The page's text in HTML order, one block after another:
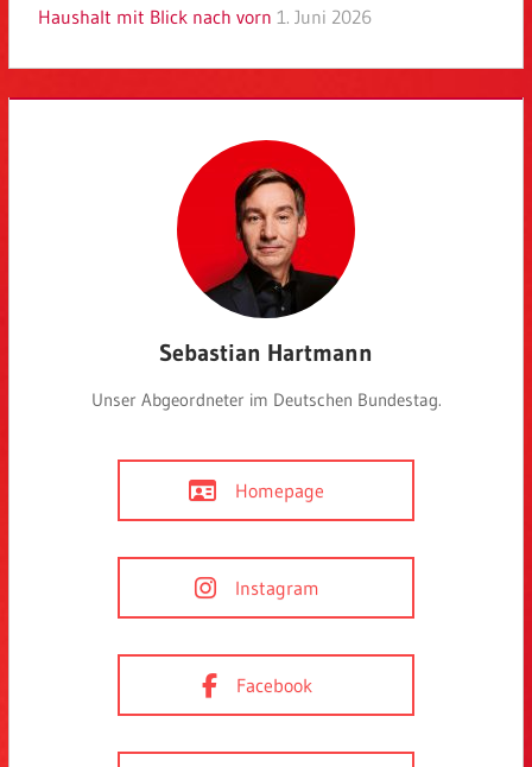
Haushalt mit Blick nach vorn 1. Juni 2026
Sebastian Hartmann
Unser Abgeordneter im Deutschen Bundestag.
Homepage
Instagram
Facebook